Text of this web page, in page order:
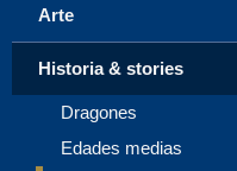
Arte
Historia & stories
Dragones
Edades medias